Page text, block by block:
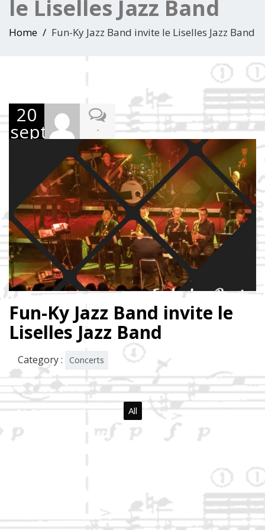
le Liselles Jazz Band
Home Fun-Ky Jazz Band invite le Liselles Jazz Band
20
septembre-
Fun-Ky Jazz Band invite le
Liselles Jazz Band
Category : Concerts
All